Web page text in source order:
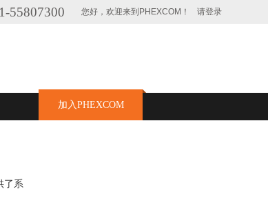
55807300 您好，欢迎来到PHEXCOM！ 请登录
加入PHEXCOM
了系